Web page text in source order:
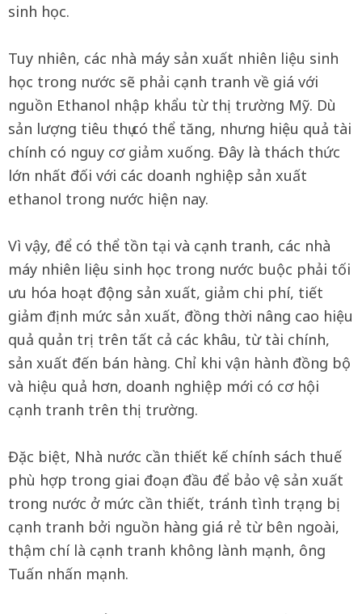
sinh học.
Tuy nhiên, các nhà máy sản xuất nhiên liệu sinh
học trong nước sẽ phải cạnh tranh về giá với
nguồn Ethanol nhập khẩu từ thị trường Mỹ. Dù
sản lượng tiêu thụ có thể tăng, nhưng hiệu quả tài
chính có nguy cơ giảm xuống. Đây là thách thức
lớn nhất đối với các doanh nghiệp sản xuất
ethanol trong nước hiện nay.
Vì vậy, để có thể tồn tại và cạnh tranh, các nhà
máy nhiên liệu sinh học trong nước buộc phải tối
ưu hóa hoạt động sản xuất, giảm chi phí, tiết
giảm định mức sản xuất, đồng thời nâng cao hiệu
quả quản trị trên tất cả các khâu, từ tài chính,
sản xuất đến bán hàng. Chỉ khi vận hành đồng bộ
và hiệu quả hơn, doanh nghiệp mới có cơ hội
cạnh tranh trên thị trường.
Đặc biệt, Nhà nước cần thiết kế chính sách thuế
phù hợp trong giai đoạn đầu để bảo vệ sản xuất
trong nước ở mức cần thiết, tránh tình trạng bị
cạnh tranh bởi nguồn hàng giá rẻ từ bên ngoài,
thậm chí là cạnh tranh không lành mạnh, ông
Tuấn nhấn mạnh.